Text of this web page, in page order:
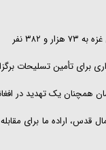
و ۳۸۲ نفر
برای تأمین تسلیحات
همچنان یک تهدید در
اراده ما برای